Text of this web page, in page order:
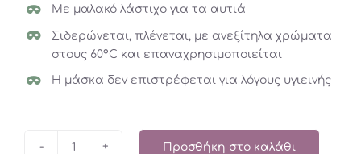
Με μαλακό λάστιχο για τα αυτιά
Σιδερώνεται, πλένεται, με ανεξίτηλα χρώματα
στους 60°C και επαναχρησιμοποιείται
Η μάσκα δεν επιστρέφεται για λόγους υγιεινής
Προσθήκη στο καλάθι